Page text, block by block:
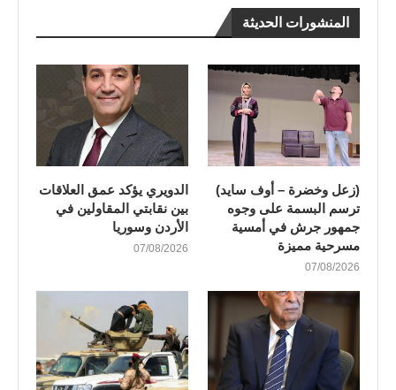
المنشورات الحديثة
(زعل وخضرة – أوف سايد)
ترسم البسمة على وجوه
جمهور جرش في أمسية
مسرحية مميزة
07/08/2026
الدويري يؤكد عمق العلاقات
بين نقابتي المقاولين في
الأردن وسوريا
07/08/2026